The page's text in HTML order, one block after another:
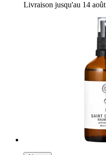
Livraison jusqu'au 14 août